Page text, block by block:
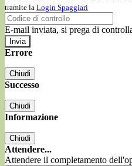
tramite la Login Spaggiari
E-mail inviata, si prega di
Errore
Chiudi
Successo
Chiudi
Informazione
Chiudi
Attendere...
Attendere il completamento